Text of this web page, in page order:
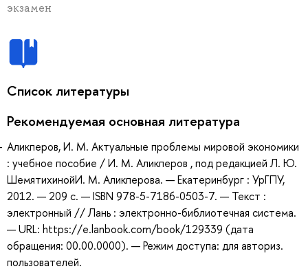
экзамен
Список литературы
Рекомендуемая основная литература
Аликперов, И. М. Актуальные проблемы мировой экономики
: учебное пособие / И. М. Аликперов , под редакцией Л. Ю.
ШемятихинойИ. М. Аликперова. — Екатеринбург : УрГПУ,
2012. — 209 с. — ISBN 978-5-7186-0503-7. — Текст :
электронный // Лань : электронно-библиотечная система.
— URL: https://e.lanbook.com/book/129339 (дата
обращения: 00.00.0000). — Режим доступа: для авториз.
пользователей.